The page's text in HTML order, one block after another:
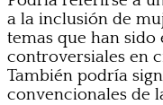
a la inclusión de
temas que han
controversiales en
También podría
convencionales de